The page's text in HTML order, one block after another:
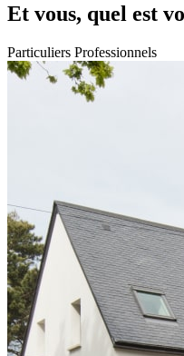
Et vous, quel est
Particuliers Professionnels